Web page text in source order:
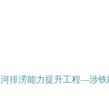
排涝能力提升工程—涉